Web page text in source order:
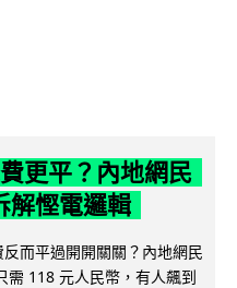
更平？內地網民
解慳電邏輯
而平過開開關關？內地網民
需 118 元人民幣，有人飆到